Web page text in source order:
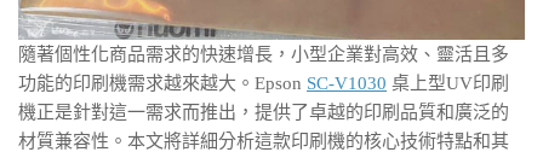
隨著個性化商品需求的快速增長，小型企業對高效、靈活且多
功能的印刷機需求越來越大。Epson SC-V1030 桌上型UV印刷
機正是針對這一需求而推出，提供了卓越的印刷品質和廣泛的
材質兼容性。本文將詳細分析這款印刷機的核心技術特點和其